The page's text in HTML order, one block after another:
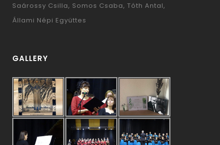
Saárossy Csilla Somos Csaba Tóth Antal
Állami Népi Együttes
GALLERY